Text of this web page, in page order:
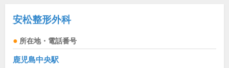
安松整形外科
所在地・電話番号
鹿児島中央駅